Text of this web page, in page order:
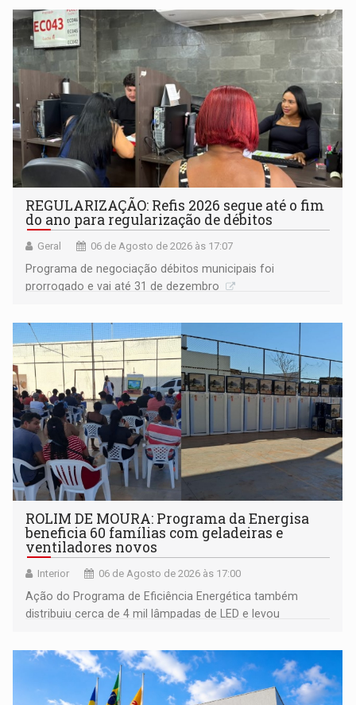
Goiás
REGULARIZAÇÃO: Refis 2026 segue até o fim
do ano para regularização de débitos
Geral 06 de Agosto de 2026 às 17:07
Programa de negociação débitos municipais foi
prorrogado e vai até 31 de dezembro
ROLIM DE MOURA: Programa da Energisa
beneficia 60 famílias com geladeiras e
ventiladores novos
Interior 06 de Agosto de 2026 às 17:00
Ação do Programa de Eficiência Energética também
distribuiu cerca de 4 mil lâmpadas de LED e levou
comunidade